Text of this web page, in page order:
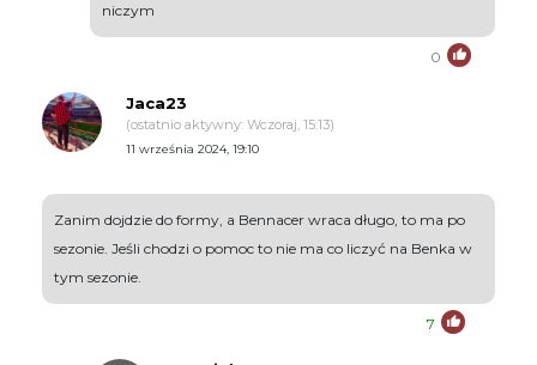
niczym
0
Jaca23
(ostatnio aktywny: Wczoraj, 15:13)
11 września 2024, 19:10
Zanim dojdzie do formy, a Bennacer wraca długo, to ma po
sezonie. Jeśli chodzi o pomoc to nie ma co liczyć na Benka w
tym sezonie.
7